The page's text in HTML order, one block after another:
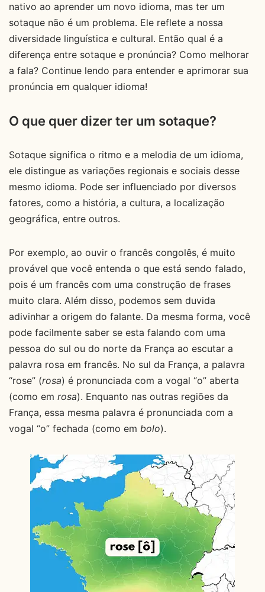
nativo ao aprender um novo idioma, mas ter um
sotaque não é um problema. Ele reflete a nossa
diversidade linguística e cultural. Então qual é a
diferença entre sotaque e pronúncia? Como melhorar
a fala? Continue lendo para entender e aprimorar sua
pronúncia em qualquer idioma!
O que quer dizer ter um sotaque?
Sotaque significa o ritmo e a melodia de um idioma,
ele distingue as variações regionais e sociais desse
mesmo idioma. Pode ser influenciado por diversos
fatores, como a história, a cultura, a localização
geográfica, entre outros.
Por exemplo, ao ouvir o francês congolês, é muito
provável que você entenda o que está sendo falado,
pois é um francês com uma construção de frases
muito clara. Além disso, podemos sem duvida
adivinhar a origem do falante. Da mesma forma, você
pode facilmente saber se esta falando com uma
pessoa do sul ou do norte da França ao escutar a
palavra rosa em francês. No sul da França, a palavra
“rose” (rosa) é pronunciada com a vogal “o” aberta
(como em rosa). Enquanto nas outras regiões da
França, essa mesma palavra é pronunciada com a
vogal “o” fechada (como em bolo).